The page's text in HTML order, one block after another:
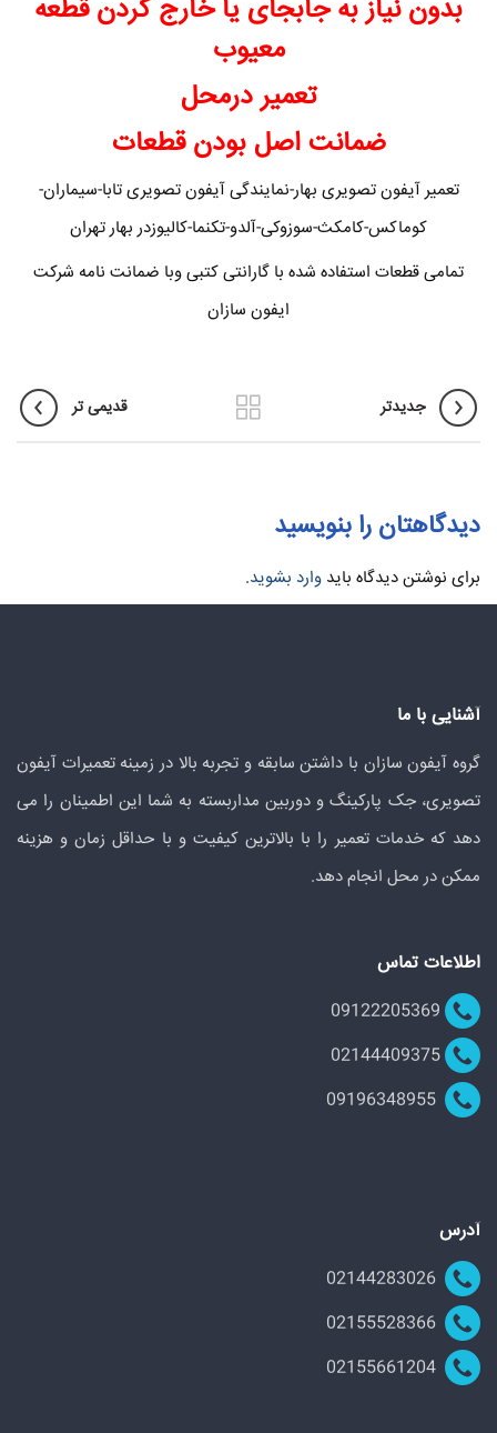
بدون نیاز به جابجای یا خارج کردن قطعه
معیوب
تعمیر درمحل
ضمانت اصل بودن قطعات
تعمیر آیفون تصویری بهار-نمایندگی آیفون تصویری تابا-سیماران-
کوماکس-کامکث-سوزوکی-آلدو-تکنما-کالیوزدر بهار تهران
تمامی قطعات استفاده شده با گارانتی کتبی وبا ضمانت نامه شرکت
ایفون سازان
جدیدتر قدیمی تر
دیدگاهتان را بنویسید
برای نوشتن دیدگاه باید وارد بشوید.
آشنایی با ما
گروه آیفون سازان با داشتن سابقه و تجربه بالا در زمینه تعمیرات آیفون
تصویری، جک پارکینگ و دوربین مداربسته به شما این اطمینان را می
دهد که خدمات تعمیر را با بالاترین کیفیت و با حداقل زمان و هزینه
ممکن در محل انجام دهد.
اطلاعات تماس
آدرس